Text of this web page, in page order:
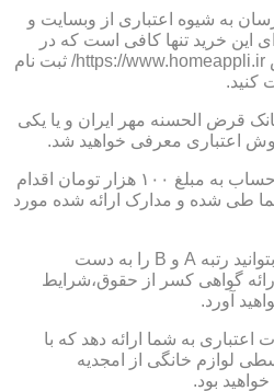
به شیوه اعتباری از وبسایت و
این خرید تنها کافی است که در
وبسایت این مجموعه به آدرس https://www.homeappli.ir/ ثبت نام
کنید.
قرض الحسنه مهر ایران و یا یکی
اعتباری معرفی خواهید شد.
شما باید در این بانک به افتتاح حساب به مبلغ ۱۰۰ هزار تومان اقدام
طی شده و مدارک ارائه شده مورد
اگر در اعتبارسنجی بانک،شما بتوانید رتبه A و B را به دست
ارائه گواهی کسر از حقوق،شرایط
آورد.
اعتباری به شما ارائه دهد که با
لوازم خانگی از امجدیه
بود.